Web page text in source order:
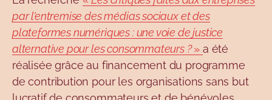
par l’entremise des médias sociaux et des
plateformes numériques : une voie de justice
alternative pour les consommateurs ?» a été
réalisée grâce au financement du programme
de contribution pour les organisations sans but